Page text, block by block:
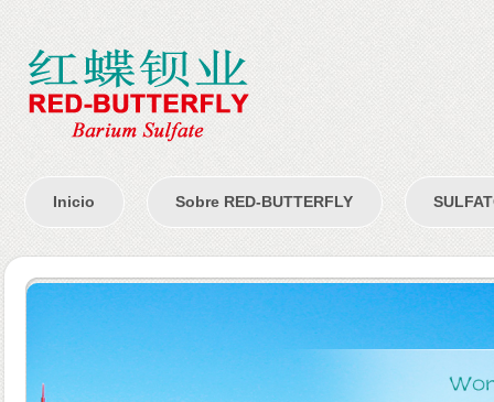
Inicio Sobre RED-BUTTERFLY